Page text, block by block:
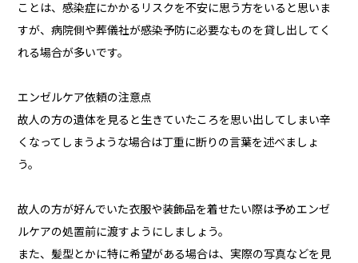
ことは、感染症にかかるリスクを不安に思う方をいると思いま
すが、病院側や葬儀社が感染予防に必要なものを貸し出してく
れる場合が多いです。
エンゼルケア依頼の注意点
故人の方の遺体を見ると生きていたころを思い出してしまい辛
くなってしまうような場合は丁重に断りの言葉を述べましょ
う。
故人の方が好んでいた衣服や装飾品を着せたい際は予めエンゼ
ルケアの処置前に渡すようにしましょう。
また、髪型とかに特に希望がある場合は、実際の写真などを見